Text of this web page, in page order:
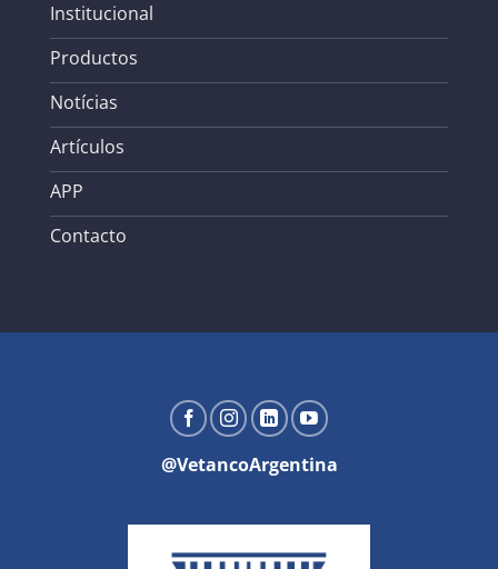
Institucional
Productos
Notícias
Artículos
APP
Contacto
@VetancoArgentina